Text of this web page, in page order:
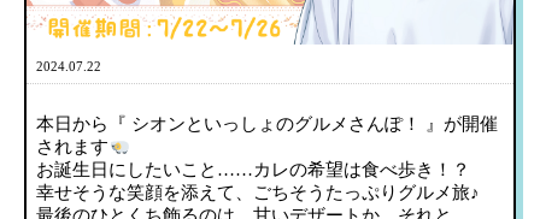
2024.07.22
本日から『 シオンといっしょのグルメさんぽ！ 』が開催
されます
お誕生日にしたいこと……カレの希望は食べ歩き！？
幸せそうな笑顔を添えて、ごちそうたっぷりグルメ旅♪
最後のひとくち飾るのは、甘いデザートか、それと